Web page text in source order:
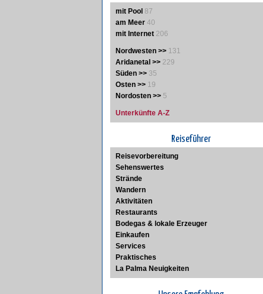
mit Pool 87
am Meer 40
mit Internet 206
Nordwesten >> 131
Aridanetal >> 229
Süden >> 35
Osten >> 19
Nordosten >> 5
Unterkünfte A-Z
Reiseführer
Reisevorbereitung
Sehenswertes
Strände
Wandern
Aktivitäten
Restaurants
Bodegas & lokale Erzeuger
Einkaufen
Services
Praktisches
La Palma Neuigkeiten